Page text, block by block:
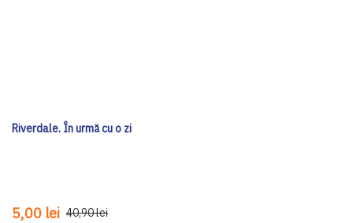
Riverdale. În urmă cu o zi
5,00 lei 40,90 lei